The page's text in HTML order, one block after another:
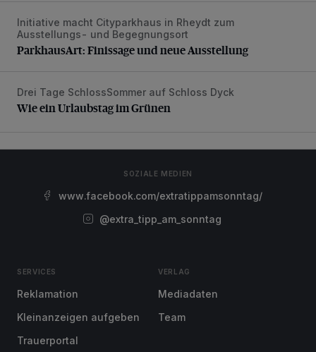
ParkhausArt: Finissage und neue Ausstellung
Initiative macht Cityparkhaus in Rheydt zum
Ausstellungs- und Begegnungsort
ParkhausArt: Finissage und neue Ausstellung
Wie ein Urlaubstag im Grünen
Drei Tage SchlossSommer auf Schloss Dyck
Wie ein Urlaubstag im Grünen
SOZIALE MEDIEN
www.facebook.com/extratippamsonntag/
@extra_tipp_am_sonntag
SERVICES
Reklamation
Kleinanzeigen aufgeben
Trauerportal
VERLAG
Mediadaten
Team